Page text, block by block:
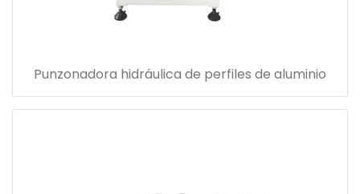
Punzonadora hidráulica de perfiles de aluminio